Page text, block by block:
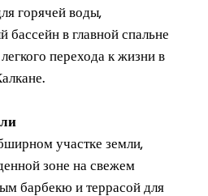
горячей воды,
бассейн в главной спальне
перехода к жизни в
участке земли,
зоне на свежем
барбекю и террасой для